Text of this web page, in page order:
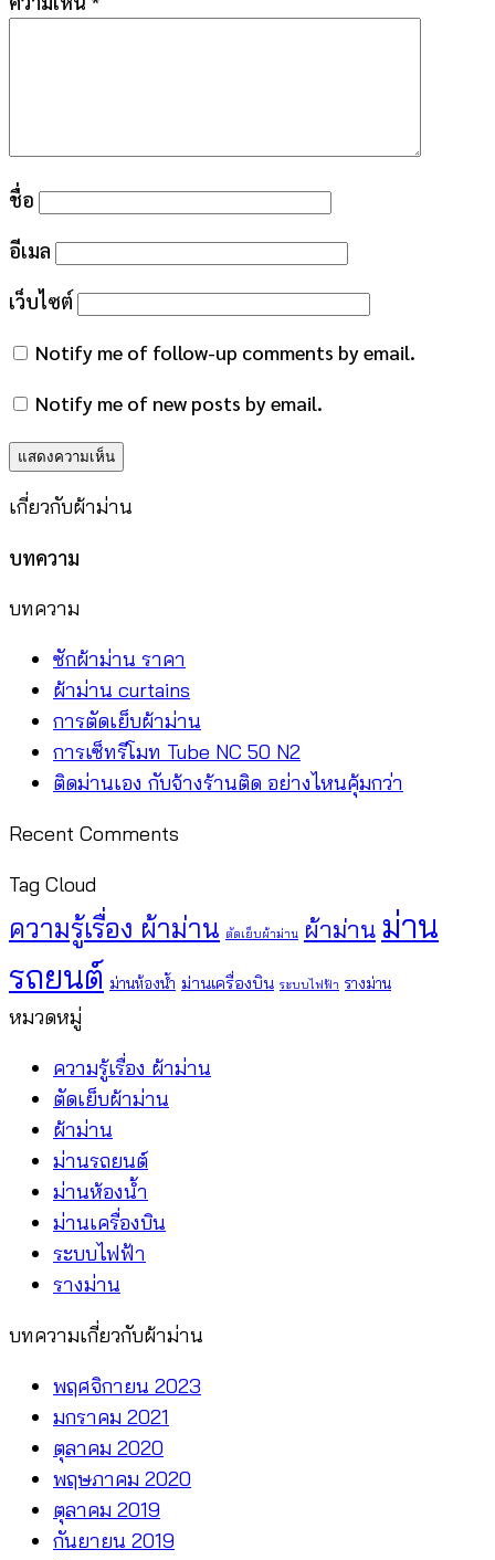
ชื่อ
อีเมล
เว็บไซต์
Notify me of follow-up comments by email.
Notify me of new posts by email.
เกี่ยวกับผ้าม่าน
บทความ
บทความ
ซักผ้าม่าน ราคา
ความ
เห็น
บน
ซัก
ผ้าม่าน curtains
ความ
เห็น
บน
การตัดเย็บผ้าม่าน
ความ
เห็น
ผ้า
ม่าน
การเซ็ทรีโมท Tube NC 50 N2
ความ
ทรี
Tube
ติดม่านเอง กับจ้างร้านติด อย่างไหนคุ้มกว่า
ม่าน
Recent Comments
Tag Cloud
ความรู้เรื่อง ผ้าม่าน ตัดเย็บผ้าม่าน ผ้าม่าน ม่าน
รถยนต์ ม่านห้องน้ำ ม่านเครื่องบิน ระบบไฟฟ้า รางม่าน
หมวดหมู่
ความรู้เรื่อง ผ้าม่าน
ตัดเย็บผ้าม่าน
ผ้าม่าน
ม่านรถยนต์
ม่านห้องน้ำ
ม่านเครื่องบิน
ระบบไฟฟ้า
รางม่าน
บทความเกี่ยวกับผ้าม่าน
พฤศจิกายน 2023
มกราคม 2021
ตุลาคม 2020
พฤษภาคม 2020
ตุลาคม 2019
กันยายน 2019